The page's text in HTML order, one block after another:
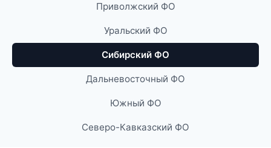
Приволжский ФО
Уральский ФО
Сибирский ФО
Дальневосточный ФО
Южный ФО
Северо-Кавказский ФО